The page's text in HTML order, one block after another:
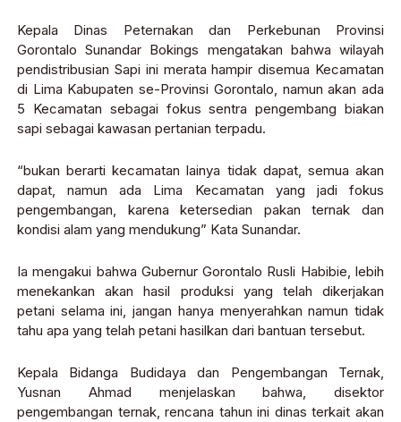
Kepala Dinas Peternakan dan Perkebunan Provinsi
Gorontalo Sunandar Bokings mengatakan bahwa wilayah
pendistribusian Sapi ini merata hampir disemua Kecamatan
di Lima Kabupaten se-Provinsi Gorontalo, namun akan ada
5 Kecamatan sebagai fokus sentra pengembang biakan
sapi sebagai kawasan pertanian terpadu.
“bukan berarti kecamatan lainya tidak dapat, semua akan
dapat, namun ada Lima Kecamatan yang jadi fokus
pengembangan, karena ketersedian pakan ternak dan
kondisi alam yang mendukung” Kata Sunandar.
Ia mengakui bahwa Gubernur Gorontalo Rusli Habibie, lebih
menekankan akan hasil produksi yang telah dikerjakan
petani selama ini, jangan hanya menyerahkan namun tidak
tahu apa yang telah petani hasilkan dari bantuan tersebut.
Kepala Bidanga Budidaya dan Pengembangan Ternak,
Yusnan Ahmad menjelaskan bahwa, disektor
pengembangan ternak, rencana tahun ini dinas terkait akan